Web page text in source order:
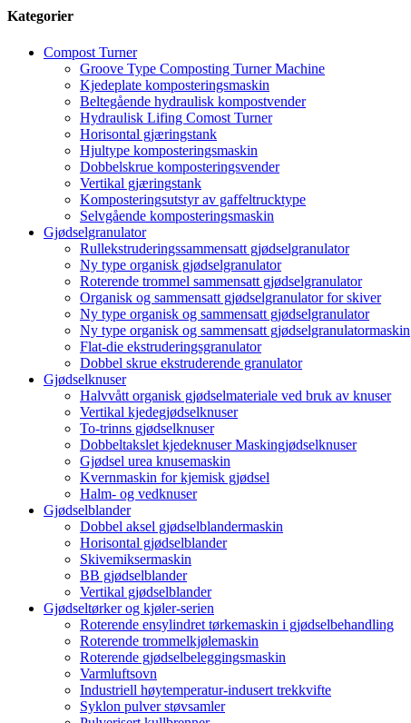
Kategorier
Compost Turner
Groove Type Composting Turner Machine
Kjedeplate komposteringsmaskin
Beltegående hydraulisk kompostvender
Hydraulisk Lifing Comost Turner
Horisontal gjæringstank
Hjultype komposteringsmaskin
Dobbelskrue komposteringsvender
Vertikal gjæringstank
Komposteringsutstyr av gaffeltrucktype
Selvgående komposteringsmaskin
Gjødselgranulator
Rullekstruderingssammensatt gjødselgranulator
Ny type organisk gjødselgranulator
Roterende trommel sammensatt gjødselgranulator
Organisk og sammensatt gjødselgranulator for skiver
Ny type organisk og sammensatt gjødselgranulator
Ny type organisk og sammensatt gjødselgranulatormaskin
Flat-die ekstruderingsgranulator
Dobbel skrue ekstruderende granulator
Gjødselknuser
Halvvått organisk gjødselmateriale ved bruk av knuser
Vertikal kjedegjødselknuser
To-trinns gjødselknuser
Dobbeltakslet kjedeknuser Maskingjødselknuser
Gjødsel urea knusemaskin
Kvernmaskin for kjemisk gjødsel
Halm- og vedknuser
Gjødselblander
Dobbel aksel gjødselblandermaskin
Horisontal gjødselblander
Skivemiksermaskin
BB gjødselblander
Vertikal gjødselblander
Gjødseltørker og kjøler-serien
Roterende ensylindret tørkemaskin i gjødselbehandling
Roterende trommelkjølemaskin
Roterende gjødselbeleggingsmaskin
Varmluftsovn
Industriell høytemperatur-indusert trekkvifte
Syklon pulver støvsamler